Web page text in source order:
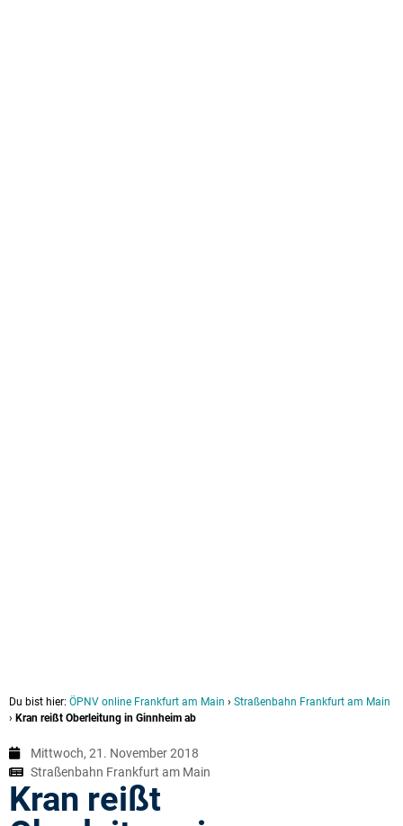
Du bist hier: ÖPNV online Frankfurt am Main › Straßenbahn Frankfurt am Main
› Kran reißt Oberleitung in Ginnheim ab
Mittwoch, 21. November 2018
Straßenbahn Frankfurt am Main
Kran reißt